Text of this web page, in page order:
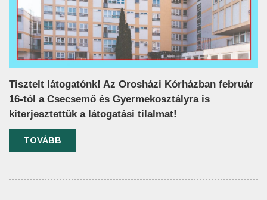
Tisztelt látogatónk! Az Orosházi Kórházban február
16-tól a Csecsemő és Gyermekosztályra is
kiterjesztettük a látogatási tilalmat!
TOVÁBB